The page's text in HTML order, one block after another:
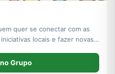
quer se conectar com as
locais e fazer novas
Grupo